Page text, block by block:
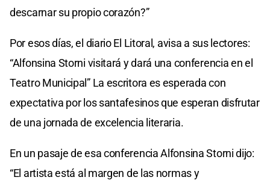
descarnar su propio corazón?”
Por esos días, el diario El Litoral, avisa a sus lectores:
“Alfonsina Storni visitará y dará una conferencia en el
Teatro Municipal” La escritora es esperada con
expectativa por los santafesinos que esperan disfrutar
de una jornada de excelencia literaria.
En un pasaje de esa conferencia Alfonsina Storni dijo:
“El artista está al margen de las normas y